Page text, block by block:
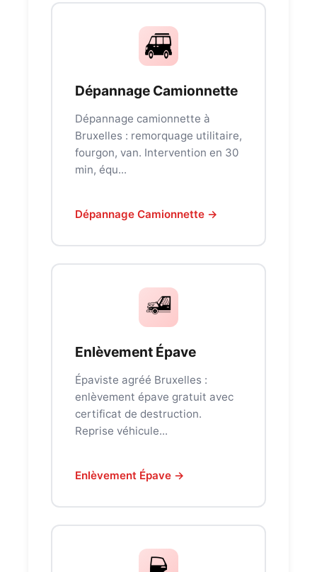
Dépannage Camionnette
Dépannage camionnette à
Bruxelles : remorquage utilitaire,
fourgon, van. Intervention en 30
min, équ...
Dépannage Camionnette →
Enlèvement Épave
Épaviste agréé Bruxelles :
enlèvement épave gratuit avec
certificat de destruction.
Reprise véhicule...
Enlèvement Épave →